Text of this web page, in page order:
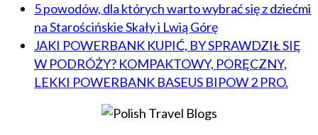
5 powodów, dla których warto wybrać się z dziećmi
na Starościńskie Skały i Lwią Górę
JAKI POWERBANK KUPIĆ, BY SPRAWDZIŁ SIĘ
W PODRÓŻY? KOMPAKTOWY, PORĘCZNY,
LEKKI POWERBANK BASEUS BIPOW 2 PRO.